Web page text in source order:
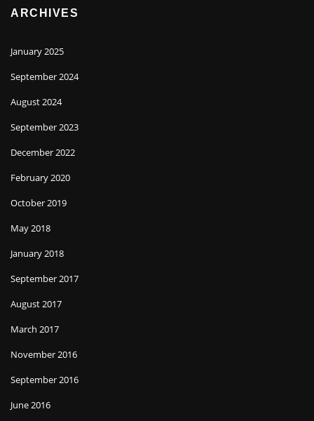
ARCHIVES
January 2025
September 2024
August 2024
September 2023
December 2022
February 2020
October 2019
May 2018
January 2018
September 2017
August 2017
March 2017
November 2016
September 2016
June 2016